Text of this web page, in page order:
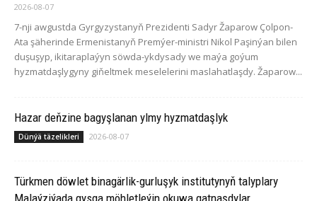
2026-08-07
7-nji awgustda Gyrgyzystanyň Prezidenti Sadyr Žaparow Çolpon-
Ata şäherinde Ermenistanyň Premýer-ministri Nikol Paşinýan bilen
duşuşyp, ikitaraplaýyn söwda-ykdysady we maýa goýum
hyzmatdaşlygyny giňeltmek meselelerini maslahatlaşdy. Žaparow...
Hazar deňzine bagyşlanan ylmy hyzmatdaşlyk
Dünýä täzelikleri 2026-08-07
Türkmen döwlet binagärlik-gurluşyk institutynyň talyplary
Malaýziýada gysga möhletleýin okuwa gatnaşdylar